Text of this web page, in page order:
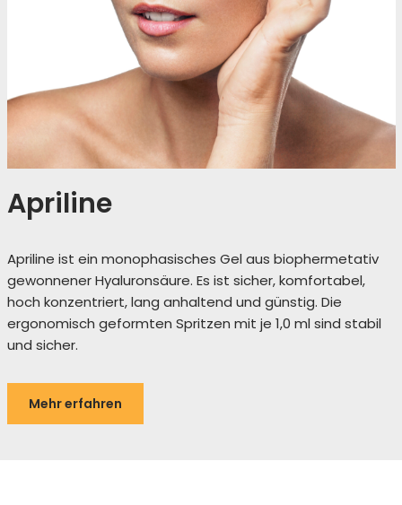
Apriline
Apriline ist ein monophasisches Gel aus biophermetativ
gewonnener Hyaluronsäure. Es ist sicher, komfortabel,
hoch konzentriert, lang anhaltend und günstig. Die
ergonomisch geformten Spritzen mit je 1,0 ml sind stabil
und sicher.
Mehr erfahren